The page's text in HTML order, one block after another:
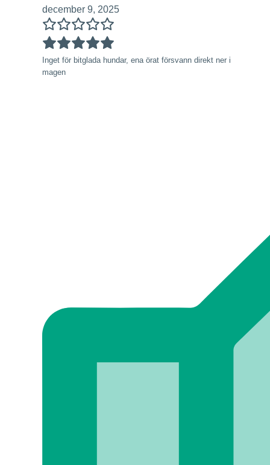
december 9, 2025
Inget för bitglada hundar, ena örat försvann direkt ner i
magen